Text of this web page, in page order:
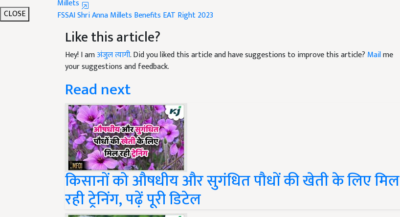
CLOSE
FSSAIShri Anna
Like this article?
Hey! I amअंजुल त्यागी . Did you liked this article and have suggestions to improve this article?
your suggestions and feedback.
Read next
किसानों को औषधीय और सुगंधित पौधों की खेती के लिए मिल
रही ट्रेनिंग, पढ़ें पूरी डिटेल